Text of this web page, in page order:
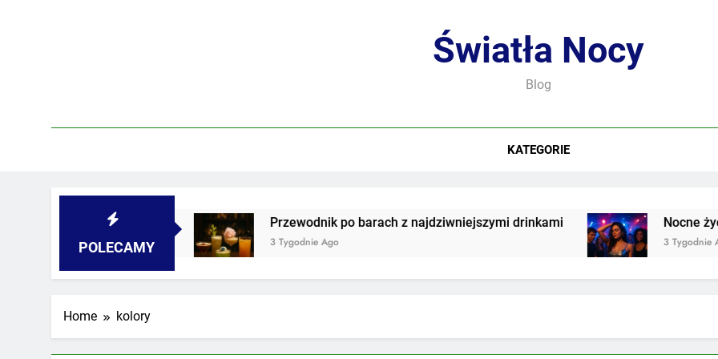
Światła Nocy
Blog
KATEGORIE
POLECAMY
i podwórkach Przewodnik po barach z najdziwniejszymi drinkami
3 Tygodnie Ago
Nocne życie
3 Tygodnie Ago
Home kolory